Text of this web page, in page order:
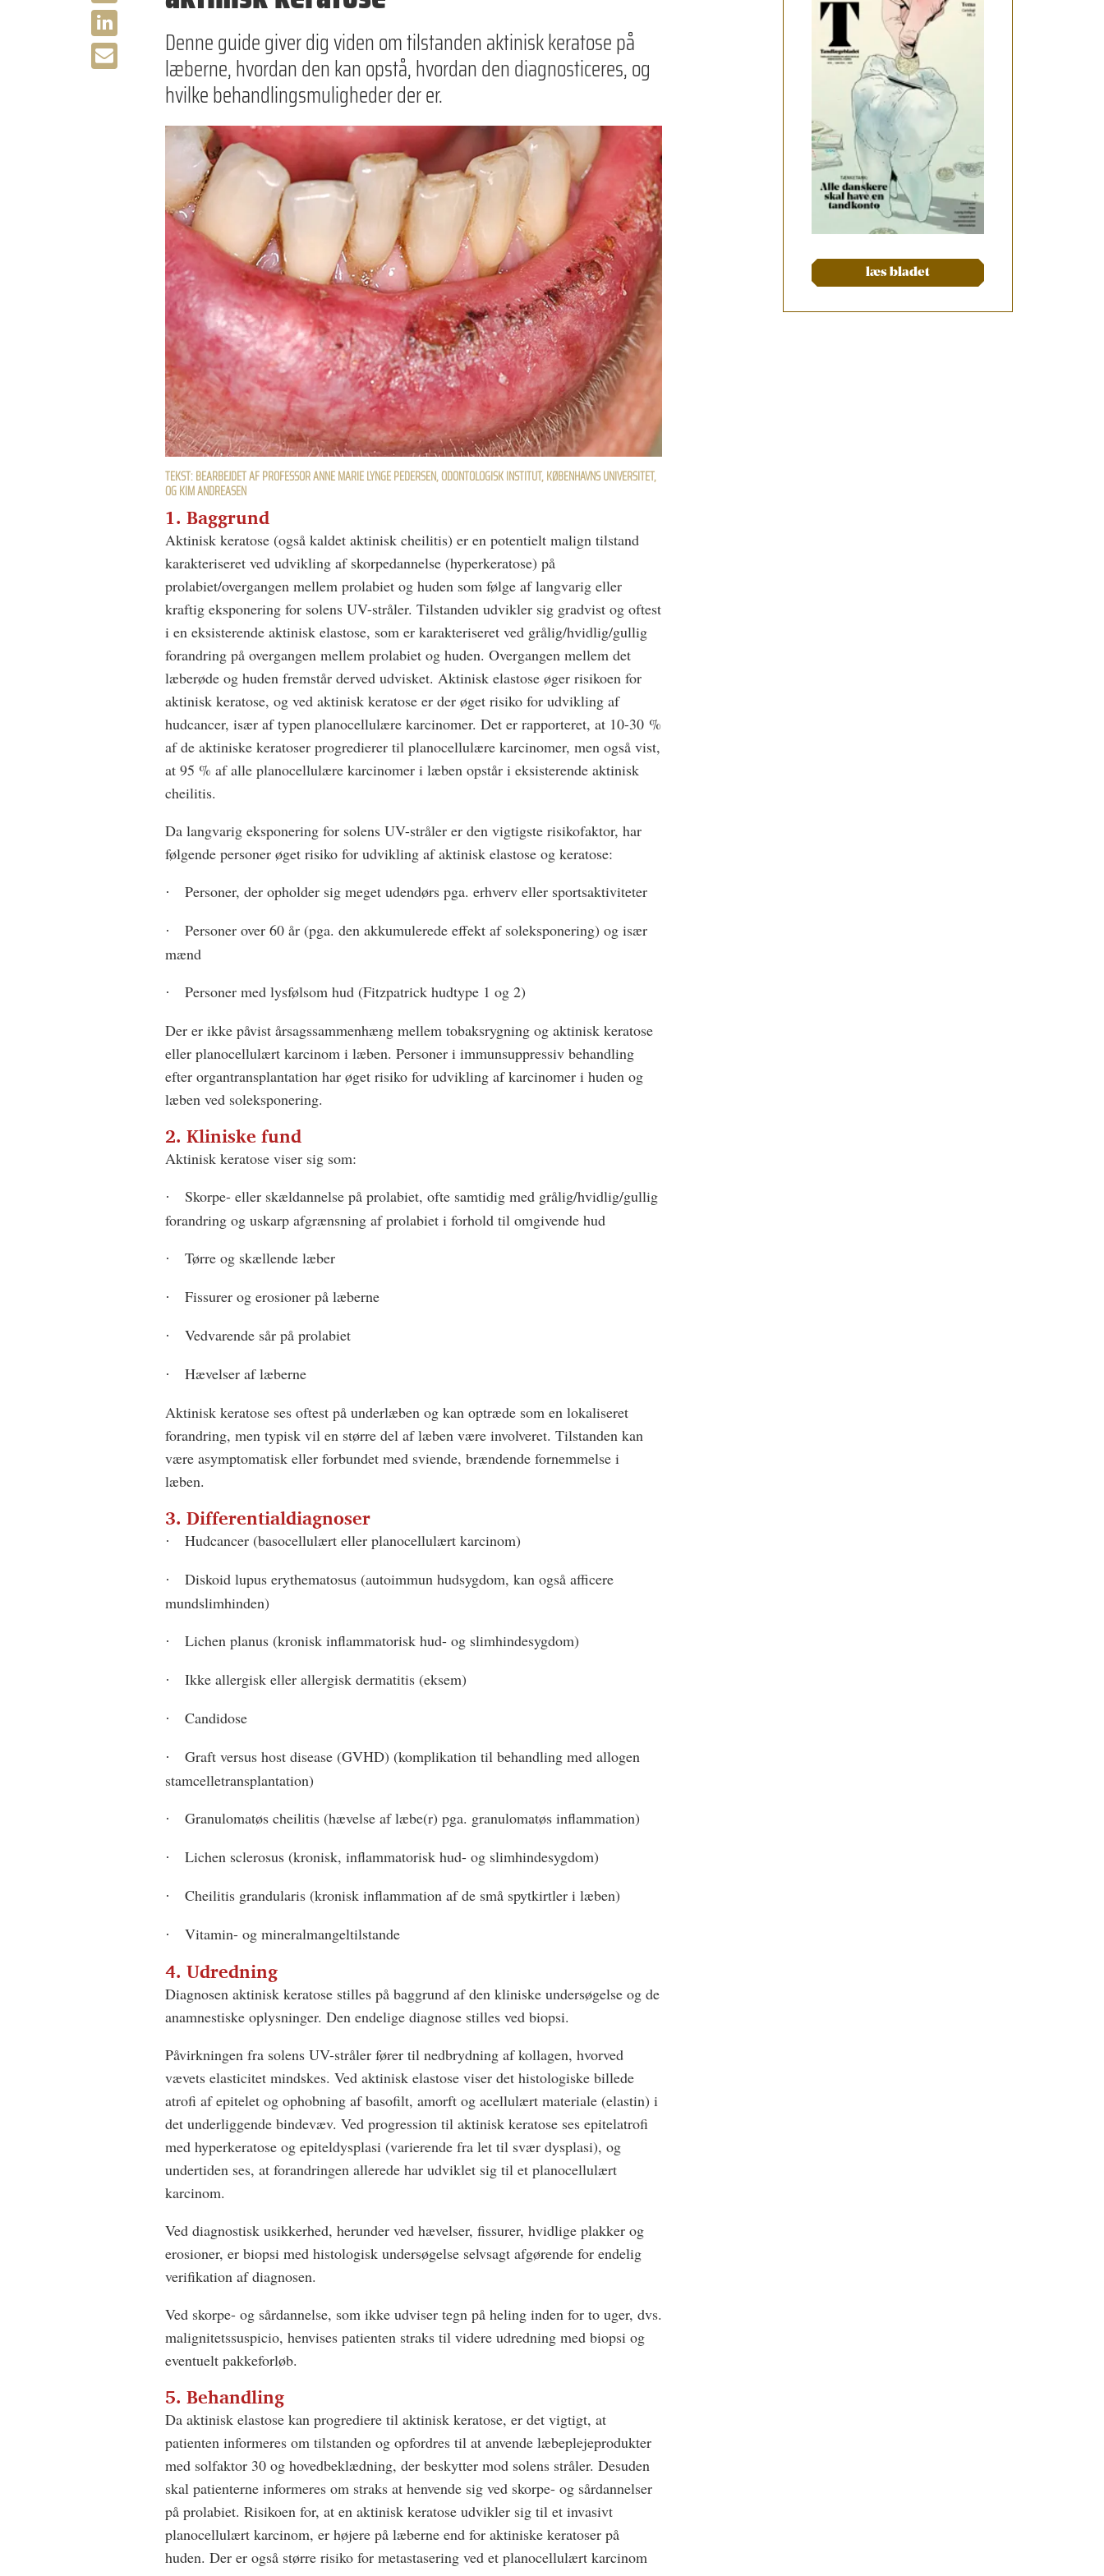
Denne guide giver dig viden om tilstanden aktinisk keratose på
læberne, hvordan den kan opstå, hvordan den diagnosticeres, og
hvilke behandlingsmuligheder der er.
TEKST: BEARBEJDET AF PROFESSOR ANNE MARIE LYNGE PEDERSEN, ODONTOLOGISK INSTITUT, KØBENHAVNS UNIVERSITET,
OG KIM ANDREASEN
1. Baggrund
Aktinisk keratose (også kaldet aktinisk cheilitis) er en potentielt malign tilstand
karakteriseret ved udvikling af skorpedannelse (hyperkeratose) på
prolabiet/overgangen mellem prolabiet og huden som følge af langvarig eller
kraftig eksponering for solens UV-stråler. Tilstanden udvikler sig gradvist og oftest
i en eksisterende aktinisk elastose, som er karakteriseret ved grålig/hvidlig/gullig
forandring på overgangen mellem prolabiet og huden. Overgangen mellem det
læberøde og huden fremstår derved udvisket. Aktinisk elastose øger risikoen for
aktinisk keratose, og ved aktinisk keratose er der øget risiko for udvikling af
hudcancer, især af typen planocellulære karcinomer. Det er rapporteret, at 10-30 %
af de aktiniske keratoser progredierer til planocellulære karcinomer, men også vist,
at 95 % af alle planocellulære karcinomer i læben opstår i eksisterende aktinisk
cheilitis.
Da langvarig eksponering for solens UV-stråler er den vigtigste risikofaktor, har
følgende personer øget risiko for udvikling af aktinisk elastose og keratose:
· Personer, der opholder sig meget udendørs pga. erhverv eller sportsaktiviteter
·
Personer over 60 år (pga. den akkumulerede effekt af soleksponering) og især
mænd
·
Personer med lysfølsom hud (Fitzpatrick hudtype 1 og 2)
Der er ikke påvist årsagssammenhæng mellem tobaksrygning og aktinisk keratose
eller planocellulært karcinom i læben. Personer i immunsuppressiv behandling
efter organtransplantation har øget risiko for udvikling af karcinomer i huden og
læben ved soleksponering.
2. Kliniske fund
Aktinisk keratose viser sig som:
·
Skorpe- eller skældannelse på pro­labiet, ofte samtidig med grålig/hvidlig/gullig
forandring og uskarp afgrænsning af prolabiet i forhold til omgivende hud
· Tørre og skællende læber
· Fissurer og erosioner på læberne
· Vedvarende sår på prolabiet
·
Hævelser af læberne
Aktinisk keratose ses oftest på underlæben og kan optræde som en lokaliseret
forandring, men typisk vil en større del af læben være involveret. Tilstanden kan
være asymptomatisk eller forbundet med sviende, brændende fornemmelse i
læben.
3. Differentialdiagnoser
· Hudcancer (basocellulært eller planocellulært karcinom)
·
Diskoid lupus erythematosus (autoimmun hudsygdom, kan også afficere
mundslimhinden)
· Lichen planus (kronisk inflammatorisk hud- og slimhindesygdom)
· Ikke allergisk eller allergisk dermatitis (eksem)
· Candidose
·
Graft versus host disease (GVHD) (komplikation til behandling med allogen
stamcelletransplantation)
· Granulomatøs cheilitis (hævelse af læbe(r) pga. granulomatøs inflammation)
· Lichen sclerosus (kronisk, inflammatorisk hud- og slimhindesygdom)
· Cheilitis grandularis (kronisk inflammation af de små spytkirtler i læben)
· Vitamin- og mineralmangeltilstande
4. Udredning
Diagnosen aktinisk keratose stilles på baggrund af den kliniske undersøgelse og de
anamnestiske oplysninger. Den endelige diagnose stilles ved biopsi.
Påvirkningen fra solens UV-stråler fører til nedbrydning af kollagen, hvorved
vævets elasticitet mindskes. Ved aktinisk elastose viser det histologiske billede
atrofi af epitelet og ophobning af basofilt, amorft og acellulært materiale (elastin) i
det underliggende bindevæv. Ved progression til aktinisk keratose ses epitelatrofi
med hyperkeratose og epiteldysplasi (varierende fra let til svær dysplasi), og
undertiden ses, at forandringen allerede har udviklet sig til et planocellulært
karcinom.
Ved diagnostisk usikkerhed, herunder ved hævelser, fissurer, hvidlige plakker og
erosioner, er biopsi med histologisk undersøgelse selvsagt afgørende for endelig
verifikation af diagnosen.
Ved skorpe- og sårdannelse, som ikke udviser tegn på heling inden for to uger, dvs.
malignitetssuspicio, henvises patienten straks til videre udredning med biopsi og
eventuelt pakkeforløb.
5. Behandling
Da aktinisk elastose kan progrediere til aktinisk keratose, er det vigtigt, at
patienten informeres om tilstanden og opfordres til at anvende læbeplejeprodukter
med solfaktor 30 og hovedbeklædning, der beskytter mod solens stråler. Desuden
skal patienterne informeres om straks at henvende sig ved skorpe- og sårdannelser
på prolabiet. Risikoen for, at en aktinisk keratose udvikler sig til et invasivt
planocellulært karcinom, er højere på læberne end for aktiniske keratoser på
huden. Der er også større risiko for metastasering ved et planocellulært karcinom
læs bladet